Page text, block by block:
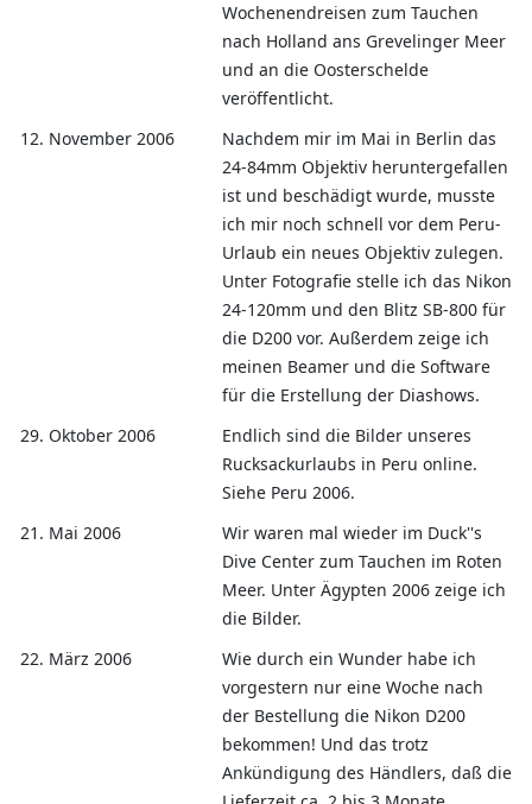
Wochenendreisen zum Tauchen
nach Holland ans Grevelinger Meer
und an die Oosterschelde
veröffentlicht.
12. November 2006
Nachdem mir im Mai in Berlin das
24-84mm Objektiv heruntergefallen
ist und beschädigt wurde, musste
ich mir noch schnell vor dem Peru-
Urlaub ein neues Objektiv zulegen.
Unter Fotografie stelle ich das Nikon
24-120mm und den Blitz SB-800 für
die D200 vor. Außerdem zeige ich
meinen Beamer und die Software
für die Erstellung der Diashows.
29. Oktober 2006
Endlich sind die Bilder unseres
Rucksackurlaubs in Peru online.
Siehe Peru 2006.
21. Mai 2006
Wir waren mal wieder im Duck''s
Dive Center zum Tauchen im Roten
Meer. Unter Ägypten 2006 zeige ich
die Bilder.
22. März 2006
Wie durch ein Wunder habe ich
vorgestern nur eine Woche nach
der Bestellung die Nikon D200
bekommen! Und das trotz
Ankündigung des Händlers, daß die